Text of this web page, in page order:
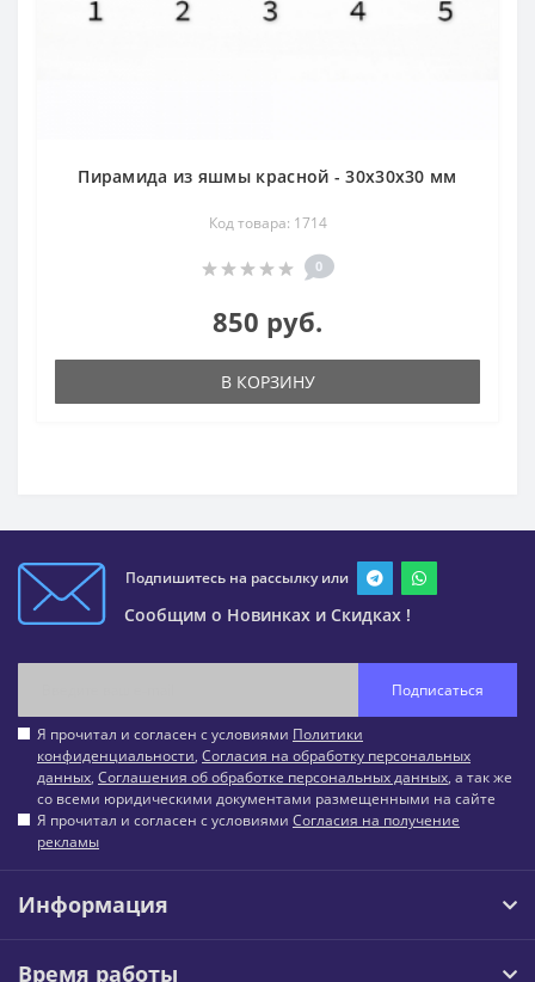
Пирамида из яшмы красной - 30х30х30 мм
Код товара: 1714
0
850 руб.
В КОРЗИНУ
Подпишитесь на рассылку или
Сообщим о Новинках и Скидках !
Подписаться
Я прочитал и согласен с условиями Политики
конфиденциальности, Согласия на обработку персональных
данных, Соглашения об обработке персональных данных, а так же
со всеми юридическими документами размещенными на сайте
Я прочитал и согласен с условиями Согласия на получение
рекламы
Информация
Время работы